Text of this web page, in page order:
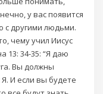
у вас появится
с другими людьми.
чему учил Иисус
13: 34-35: “Я даю
Вы должны
И если вы будете